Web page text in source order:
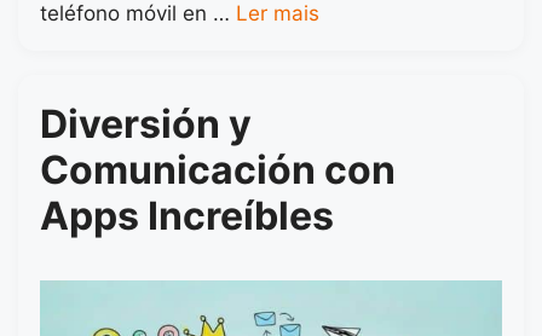
teléfono móvil en … Ler mais
Diversión y
Comunicación con
Apps Increíbles